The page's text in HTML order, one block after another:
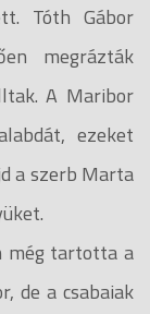
Tóth Gábor
megrázták
A Maribor
ezeket
a szerb Marta
még tartotta a
de a csabaiak